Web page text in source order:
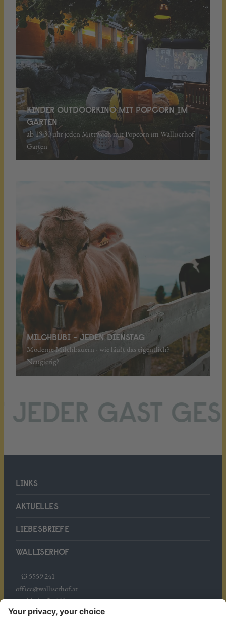
KINDER OUTDOORKINO MIT POPCORN IM
GARTEN
ab 19.30 uhr jeden Mittwoch mit Popcorn im Walliserhof
Garten
MILCHBUBI - JEDEN DIENSTAG
Moderne Milchbauern - wie läuft das eigentlich?
Neugierig?
GAST
WALLISERHOF
+43 5559 241
office@walliserhof.at
Mühledörfle 158
A-6708 Brand
LINKS
AKTUELLES
LIEBESBRIEFE